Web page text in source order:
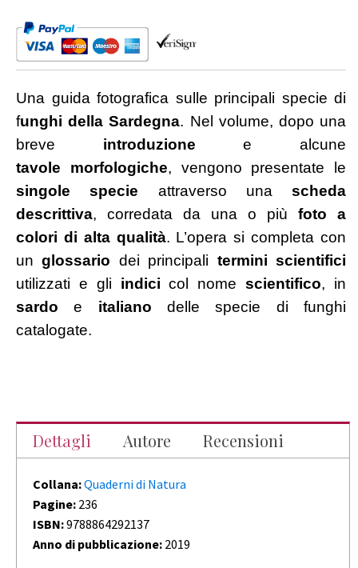
Una guida fotografica sulle principali specie di
funghi della Sardegna. Nel volume, dopo una
breve introduzionee alcune
tavole morfologiche, vengono presentate le
singolespecie attraverso una scheda
descrittiva, corredata da una o più foto a
colori di alta qualità. L’opera si completa con
unglossario dei principali termini scientifici
utilizzati e gli indicicol nomescientifico, in
sardoe italianodelle specie di funghi
catalogate.
Dettagli Autore Recensioni
Collana:Quaderni di Natura
Pagine: 236
ISBN:9788864292137
Anno di pubblicazione: 2019